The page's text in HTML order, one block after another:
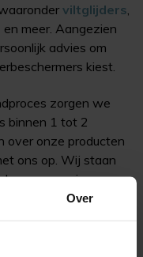
Over
viltglijders,
en meer. Aangezien
advies om
kiest.
zorgen we
binnen 1 tot 2
over onze producten
ons op. Wij staan
van jouw